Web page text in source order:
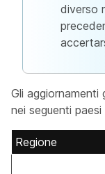
diverso
Gli
nei seguenti paesi
Regione